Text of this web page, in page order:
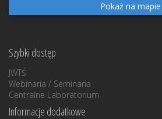
Pokaż na mapie
Szybki dostęp
JWTŚ
Webinaria / Seminaria
Centralne Laboratorium
Informacje dodatkowe